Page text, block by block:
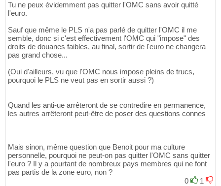
Tu ne peux évidemment pas quitter l'OMC sans avoir quitté
l'euro.
Sauf que même le PLS n'a pas parlé de quitter l'OMC il me
semble, donc si c'est effectivement l'OMC qui "impose" des
droits de douanes faibles, au final, sortir de l'euro ne changera
pas grand chose...
(Oui d'ailleurs, vu que l'OMC nous impose pleins de trucs,
pourquoi le PLS ne veut pas en sortir aussi ?)
Quand les anti-ue arrêteront de se contredire en permanence,
les autres arrêteront peut-être de poser des questions connes
Mais sinon, même question que Benoit pour ma culture
personnelle, pourquoi ne peut-on pas quitter l'OMC sans quitter
l'euro ? Il y a pourtant de nombreux pays membres qui ne font
pas partis de la zone euro, non ?
0
1